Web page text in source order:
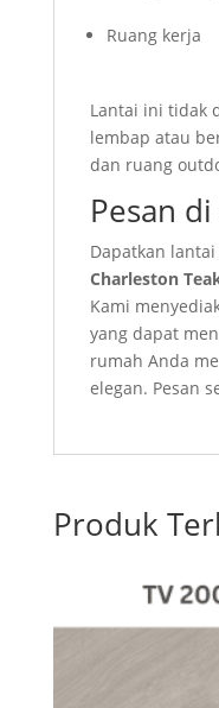
Ruang kerja
Lantai ini tidak
lembap atau
dan ruang
Pesan
Dapatkan
Charleston
Kami
yang dapat
rumah Anda
elegan. Pesan
Produk